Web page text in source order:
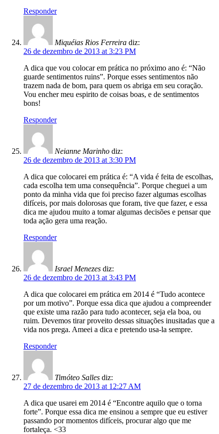
Responder
Miquéias Rios Ferreira diz:
26 de dezembro de 2013 at 3:23 PM
A dica que vou colocar em prática no próximo ano é: “Não
guarde sentimentos ruins”. Porque esses sentimentos não
trazem nada de bom, para quem os abriga em seu coração.
Vou encher meu espirito de coisas boas, e de sentimentos
bons!
Responder
Neianne Marinho diz:
26 de dezembro de 2013 at 3:30 PM
A dica que colocarei em prática é: “A vida é feita de escolhas,
cada escolha tem uma consequência”. Porque cheguei a um
ponto da minha vida que foi preciso fazer algumas escolhas
difíceis, por mais dolorosas que foram, tive que fazer, e essa
dica me ajudou muito a tomar algumas decisões e pensar que
toda ação gera uma reação.
Responder
Israel Menezes diz:
26 de dezembro de 2013 at 3:43 PM
A dica que colocarei em prática em 2014 é “Tudo acontece
por um motivo”. Porque essa dica que ajudou a compreender
que existe uma razão para tudo acontecer, seja ela boa, ou
ruim. Devemos tirar proveito dessas situações inusitadas que a
vida nos prega. Ameei a dica e pretendo usa-la sempre.
Responder
Timóteo Salles diz:
27 de dezembro de 2013 at 12:27 AM
A dica que usarei em 2014 é “Encontre aquilo que o torna
forte”. Porque essa dica me ensinou a sempre que eu estiver
passando por momentos difíceis, procurar algo que me
fortaleça. <33